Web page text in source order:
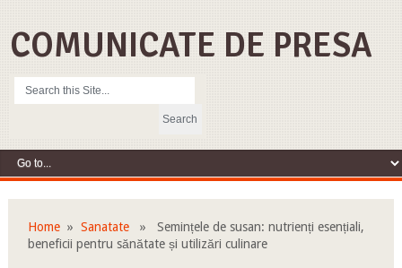
COMUNICATE DE PRESA
Home» Sanatate» Semințele de susan: nutrienți esențiali,
beneficii pentru sănătate și utilizări culinare